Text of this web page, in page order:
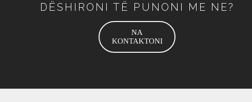
DËSHIRONI TË PUNONI ME NE?
NA
KONTAKTONI